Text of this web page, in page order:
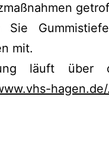
Sie
mit.
läuft über